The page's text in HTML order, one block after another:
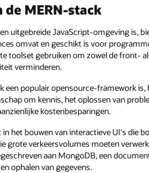
MERN-stack
uitgebreide JavaScript-omgeving is,
omvat en geschikt is voor
toolset gebruiken om zowel de front-
verminderen.
een populair opensource-framework
om kennis, het oplossen van
kostenbesparingen.
het bouwen van interactieve UI's die
grote verkeersvolumes moeten
aan MongoDB, een
ophalen van gegevens.